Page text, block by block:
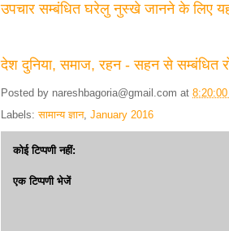
उपचार सम्बंधित घरेलु नुस्खे जानने के लिए
देश दुनिया, समाज, रहन - सहन से सम्बंधित
Posted by nareshbagoria@gmail.com at
Labels:सामान्य ज्ञान, January 2016
कोई टिप्पणी नहीं:
एक टिप्पणी भेजें